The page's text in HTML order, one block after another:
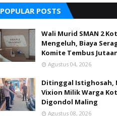
POPULAR POSTS
Wali Murid SMAN 2
Mengeluh, Biaya
Komite Tembus
Agustus 04, 2026
Ditinggal Istighosah,
Vixion Milik Warga
Digondol Maling
Agustus 08, 2026